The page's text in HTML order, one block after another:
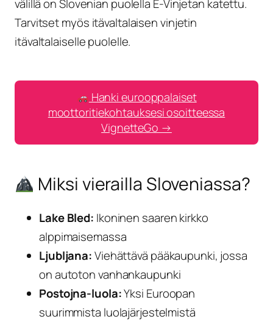
välillä on Slovenian puolella E-Vinjetan katettu.
Tarvitset myös itävaltalaisen vinjetin
itävaltalaiselle puolelle.
Hanki eurooppalaiset
moottoritiekohtauksesi osoitteessa
VignetteGo →
Miksi vierailla Sloveniassa?
Lake Bled: Ikoninen saaren kirkko
alppimaisemassa
Ljubljana:Viehättävä pääkaupunki, jossa
on autoton vanhankaupunki
Postojna-luola:Yksi Euroopan
suurimmista luolajärjestelmistä